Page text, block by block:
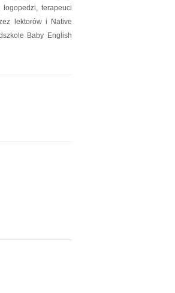
terapeuci
lektorów i Native
Baby English